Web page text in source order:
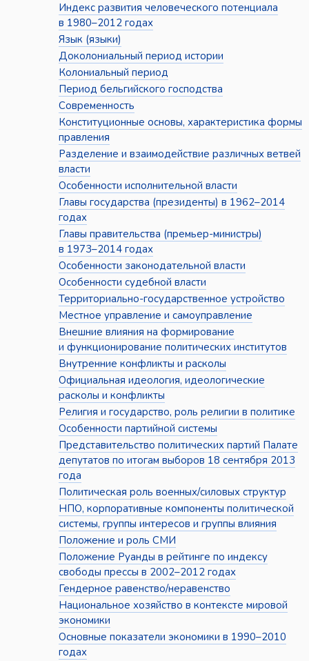
Индекс развития человеческого потенциала
в 1980–2012 годах
Язык (языки)
Доколониальный период истории
Колониальный период
Период бельгийского господства
Современность
Конституционные основы, характеристика формы
правления
Разделение и взаимодействие различных ветвей
власти
Особенности исполнительной власти
Главы государства (президенты) в 1962–2014
годах
Главы правительства (премьер-министры)
в 1973–2014 годах
Особенности законодательной власти
Особенности судебной власти
Территориально-государственное устройство
Местное управление и самоуправление
Внешние влияния на формирование
и функционирование политических институтов
Внутренние конфликты и расколы
Официальная идеология, идеологические
расколы и конфликты
Религия и государство, роль религии в политике
Особенности партийной системы
Представительство политических партий Палате
депутатов по итогам выборов 18 сентября 2013
года
Политическая роль военных/силовых структур
НПО, корпоративные компоненты политической
системы, группы интересов и группы влияния
Положение и роль СМИ
Положение Руанды в рейтинге по индексу
свободы прессы в 2002–2012 годах
Гендерное равенство/неравенство
Национальное хозяйство в контексте мировой
экономики
Основные показатели экономики в 1990–2010
годах